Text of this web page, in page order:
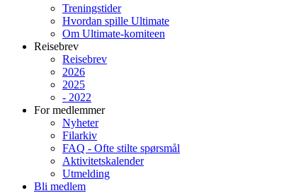
Treningstider
Hvordan spille Ultimate
Om Ultimate-komiteen
Reisebrev
Reisebrev
2026
2025
- 2022
For medlemmer
Nyheter
Filarkiv
FAQ - Ofte stilte spørsmål
Aktivitetskalender
Utmelding
Bli medlem